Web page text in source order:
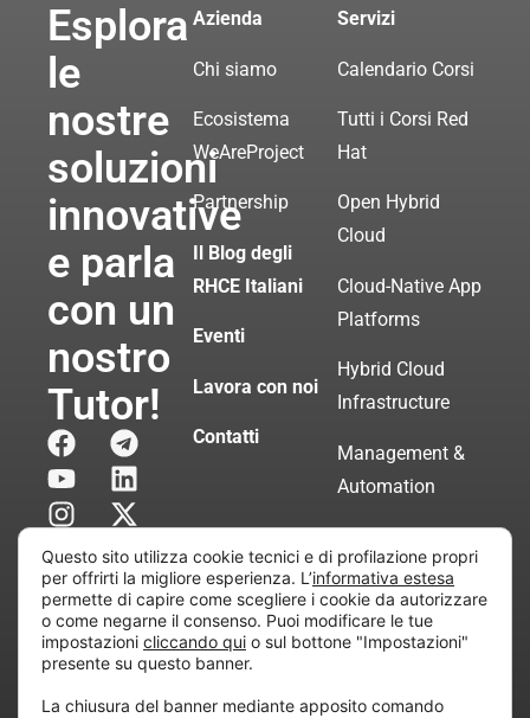
Esplora
le
nostre
soluzioni
innovative
e parla
con un
nostro
Tutor!
Azienda
Chi siamo
Ecosistema
WeAreProject
Partnership
Il Blog degli
RHCE Italiani
Eventi
Lavora con noi
Contatti
Servizi
Calendario Corsi
Tutti i Corsi Red
Hat
Open Hybrid
Cloud
Cloud-Native App
Platforms
Hybrid Cloud
Infrastructure
Management &
Automation
Servizi di
Consulenza
Certificata
all’attività di direzione e coordinamento di “Project
Questo sito utilizza cookie tecnici e di profilazione propri
per offrirti la migliore esperienza. L’informativa estesa
permette di capire come scegliere i cookie da autorizzare
o come negarne il consenso. Puoi modificare le tue
impostazioni cliccando qui o sul bottone "Impostazioni"
presente su questo banner.
La chiusura del banner mediante apposito comando